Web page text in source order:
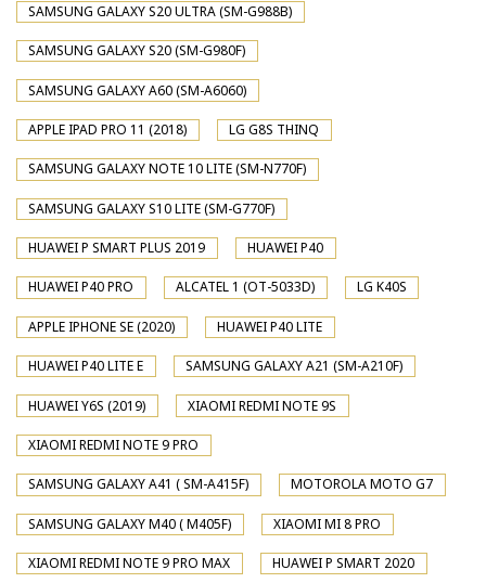
SAMSUNG GALAXY S20 ULTRA (SM-G988B)
SAMSUNG GALAXY S20 (SM-G980F)
SAMSUNG GALAXY A60 (SM-A6060)
APPLE IPAD PRO 11 (2018) LG G8S THINQ
SAMSUNG GALAXY NOTE 10 LITE (SM-N770F)
SAMSUNG GALAXY S10 LITE (SM-G770F)
HUAWEI P SMART PLUS 2019 HUAWEI P40
HUAWEI P40 PRO ALCATEL 1 (OT-5033D) LG K40S
APPLE IPHONE SE (2020) HUAWEI P40 LITE
HUAWEI P40 LITE E SAMSUNG GALAXY A21 (SM-A210F)
HUAWEI Y6S (2019) XIAOMI REDMI NOTE 9S
XIAOMI REDMI NOTE 9 PRO
SAMSUNG GALAXY A41 ( SM-A415F) MOTOROLA MOTO G7
SAMSUNG GALAXY M40 ( M405F) XIAOMI MI 8 PRO
XIAOMI REDMI NOTE 9 PRO MAX HUAWEI P SMART 2020